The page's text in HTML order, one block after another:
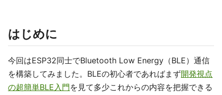
はじめに
今回はESP32同士でBluetooth Low Energy（BLE）通信
を構築してみました。BLEの初心者であればまず開発視点
の超簡単BLE入門を見て多少これからの内容を把握できる